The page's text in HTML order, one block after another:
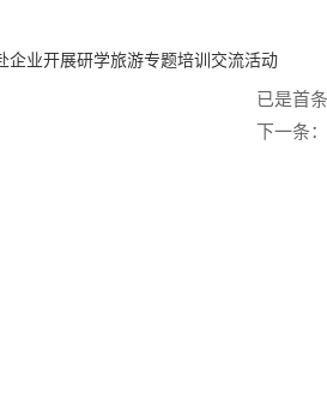
企业开展研学旅游专题培训交流活动
已是首条
下一条